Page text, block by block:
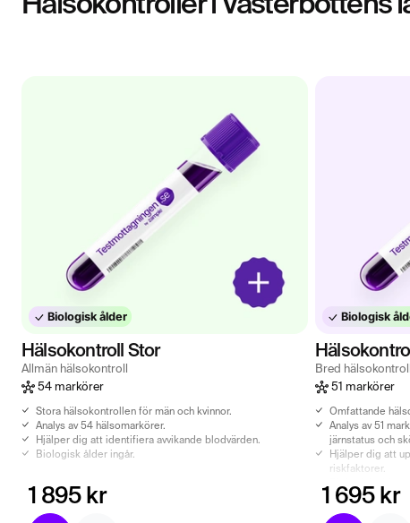
Biologisk ålder
Hälsokontroll Stor
Allmän hälsokontroll
54 markörer
Stora hälsokontrollen för män och kvinnor.
Analys av 54 hälsomarkörer.
Hjälper dig att identifiera avvikande blodvärden.
Biologisk ålder ingår.
1 895 kr
Biologisk
Bred
51 markörer
Omfattande
Analys av 51
järnstatus och
Hjälper dig att
riskfaktorer.
1 695 kr